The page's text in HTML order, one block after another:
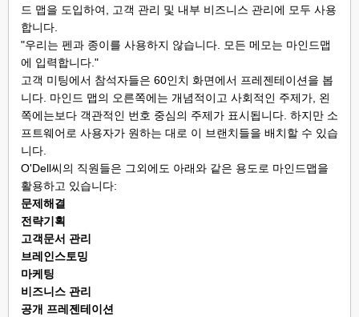
드 맵을 도입하여, 고객 관리 및 내부 비즈니스 관리에 모두 사용
합니다.
"우리는 펜과 종이를 사용하지 않습니다. 모든 메모는 마인드맵
에 입력합니다."
고객 미팅에서 참석자들은 60인치 화면에서 프레젠테이션을 봅
니다. 마인드 맵의 오른쪽에는 개념적이고 사회적인 주제가, 왼
쪽에는보다 객관적인 번호 중심의 주제가 표시됩니다. 하지만 소
프트웨어로 사용자가 원하는 대로 이 브랜치들을 배치할 수 있습
니다.
O'Dell씨의 직원들은 그외에도 아래와 같은 용도로 마인드맵을
활용하고 있습니다:
문제해결
전략기획
고객문서 관리
브레인스토밍
마케팅
비즈니스 관리
공개 프레젠테이션